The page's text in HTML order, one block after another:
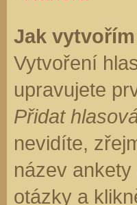
Jak
Vytvoření
upravujete
Přidat
nevidíte,
název
otázky a